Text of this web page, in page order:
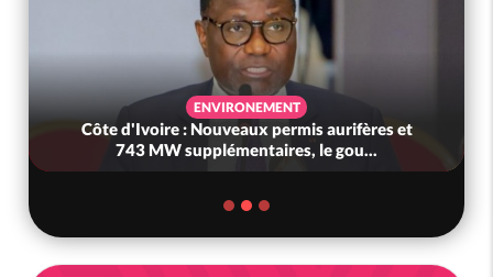
ENVIRONEMENT
Côte d'Ivoire : Nouveaux permis aurifères et
743 MW supplémentaires, le gou...